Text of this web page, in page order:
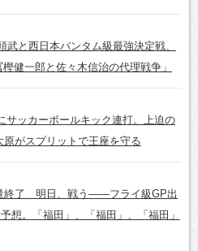
武と西日本バンタム級最強決定戦、
健一郎と佐々木信治の代理戦争」
サッカーボールキック連打。上迫の
原がスプリットで王座を守る
終了 明日、戦う――フライ級GP出
想。「福田」、「福田」、「福田」